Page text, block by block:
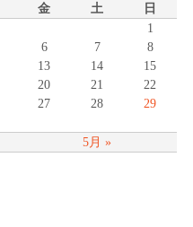
金 土 日
5月 »
1
6 7
8
13 14
15
20 21
22
27 28
29